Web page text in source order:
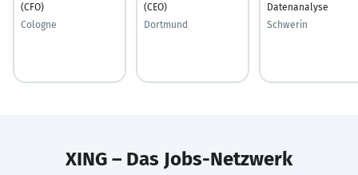
(CFO)
Cologne
(CEO)
Dortmund
Datenanalyse
Schwerin
XING – Das Jobs-Netzwerk